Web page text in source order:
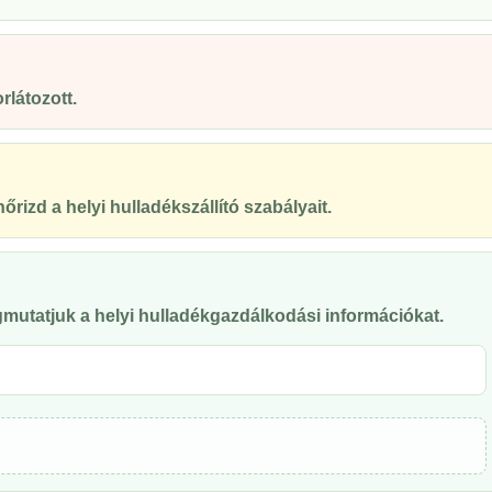
a helyi hulladékszállító szabályait.
a helyi hulladékgazdálkodási információkat.